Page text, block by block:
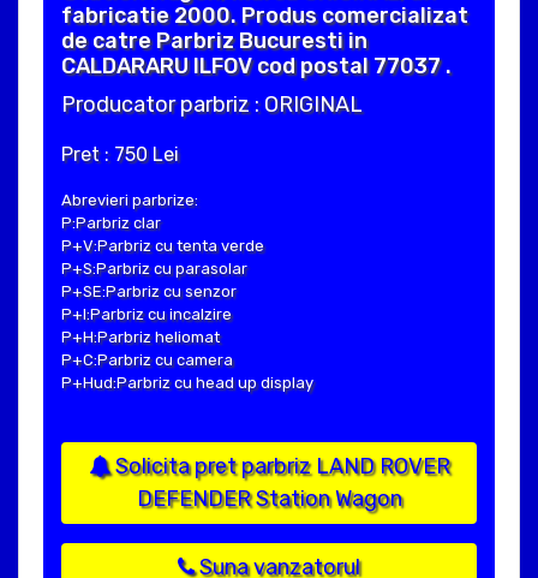
fabricatie 2000. Produs comercializat
de catre Parbriz Bucuresti in
CALDARARU ILFOV cod postal 77037 .
Producator parbriz : ORIGINAL
Pret : 750 Lei
Abrevieri parbrize:
P:Parbriz clar
P+V:Parbriz cu tenta verde
P+S:Parbriz cu parasolar
P+SE:Parbriz cu senzor
P+I:Parbriz cu incalzire
P+H:Parbriz heliomat
P+C:Parbriz cu camera
P+Hud:Parbriz cu head up display
Solicita pret parbriz LAND ROVER
DEFENDER Station Wagon
Suna vanzatorul